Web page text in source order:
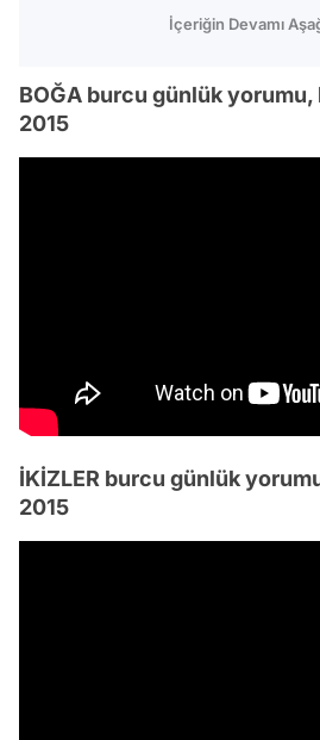
İçeriğin Devamı
BOĞA burcu günlük yorumu,
2015
İKİZLER burcu günlük
2015